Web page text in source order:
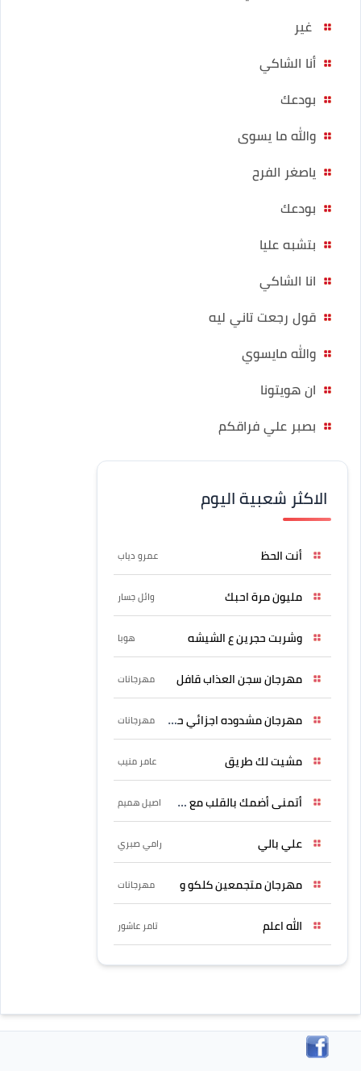
غير
أنا الشاكي
بودعك
والله ما يسوى
ياصغر الفرح
بودعك
بتشبه عليا
انا الشاكي
قول رجعت تاني ليه
والله مايسوي
ان هويتونا
بصبر علي فراقكم
الاكثر شعبية اليوم
أنت الحظ عمرو دياب
مليون مرة احبك وائل جسار
وشربت حجرين ع الشيشه هوبا
مهرجان سجن العذاب قافل مهرجانات
مهرجان مشدوده اجزائي حربونى مهرجانات
مشيت لك طريق عامر منيب
أتمنى أضمك بالقلب مع حسين اصيل هميم
علي بالي رامي صبري
مهرجان متجمعين كلكو و مهرجانات
الله اعلم تامر عاشور